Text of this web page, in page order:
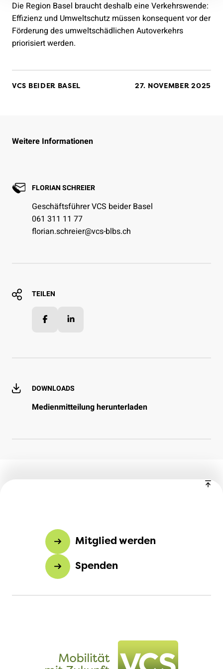
Die Region Basel braucht deshalb eine Verkehrswende:
Effizienz und Umweltschutz müssen konsequent vor der
Förderung des umweltschädlichen Autoverkehrs
priorisiert werden.
VCS BEIDER BASEL 27. NOVEMBER 2025
Weitere Informationen
FLORIAN SCHREIER
Geschäftsführer VCS beider Basel
061 311 11 77
florian.schreier@vcs-blbs.ch
TEILEN
Facebook
DOWNLOADS
Medienmitteilung herunterladen
Mitglied werden
Spenden